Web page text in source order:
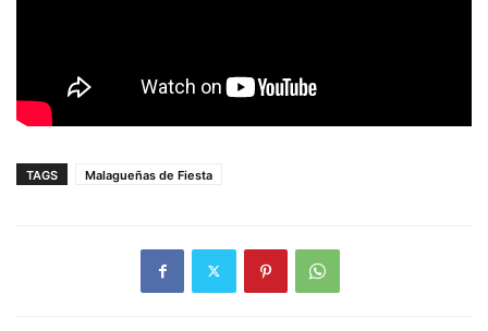
TAGS Malagueñas de Fiesta